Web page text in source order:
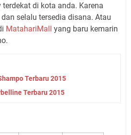
di kota anda. Karena
selalu tersedia disana. Atau
MatahariMall yang baru kemarin
Terbaru 2015
Terbaru 2015